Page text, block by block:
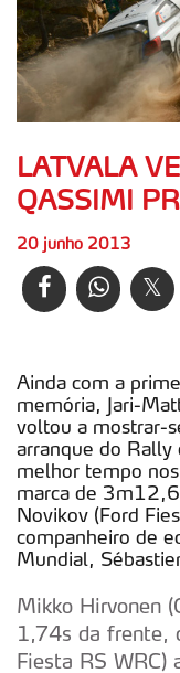
LATVALA
QASSIMI
20 junho 2013
Ainda com a
memória, Jari-
voltou a mostrar-
arranque do Rally
melhor tempo
marca de
Novikov (Ford
companheiro de
Mundial,
Mikko Hirvonen
1,74s da frente,
Fiesta RS WRC)